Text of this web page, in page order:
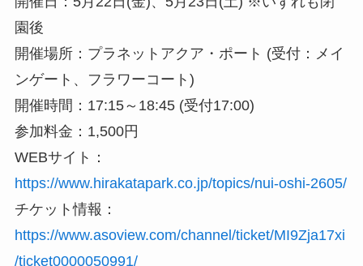
園後
開催場所：プラネットアクア・ポート (受付：メイ
ンゲート、フラワーコート)
開催時間：17:15～18:45 (受付17:00)
参加料金：1,500円
WEBサイト：
https://www.hirakatapark.co.jp/topics/nui-oshi-2605/
チケット情報：
https://www.asoview.com/channel/ticket/MI9Zja17xi
/ticket0000050991/